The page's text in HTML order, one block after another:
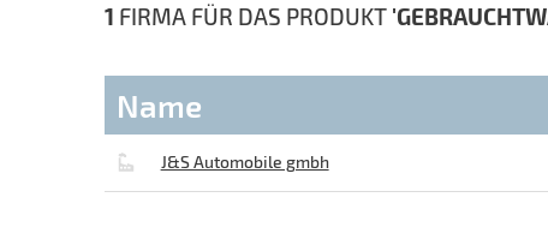
1 FIRMA FÜR DAS PRODUKT
Name
J&S Automobile gmbh